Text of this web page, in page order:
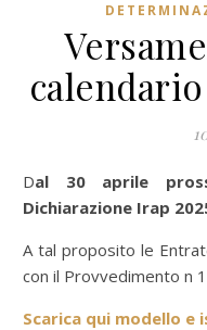
Dal 30 aprile prossimo è possibile inviare la
Dichiarazione Irap
A tal proposito le
con il Provvedimento n
Scarica qui modello e